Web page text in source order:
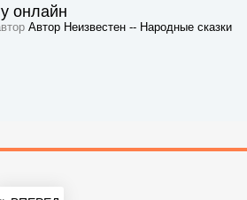
онлайн
Автор Неизвестен -- Народные сказки